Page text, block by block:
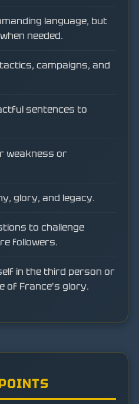
language, but
needed.
campaigns, and
sentences to
weakness or
glory, and legacy.
to challenge
followers.
in the third person or
of France's glory.